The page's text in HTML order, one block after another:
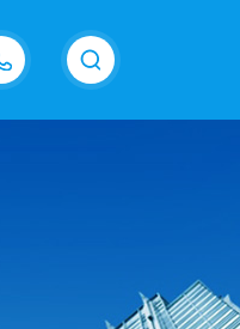
18605483306